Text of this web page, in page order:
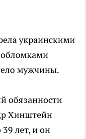
украинскими
мужчины.
обязанности
Хинштейн
лет, и он